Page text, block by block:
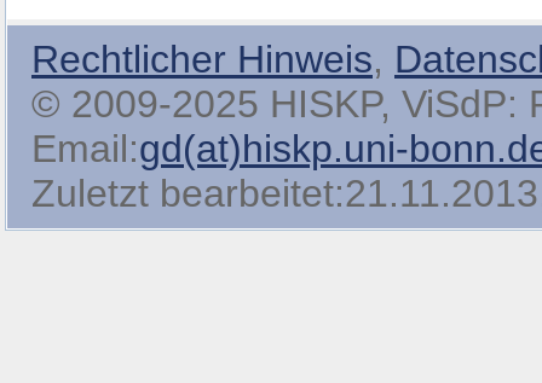
Rechtlicher Hinweis,
© 2009-2025 HISKP, ViSdP:
Email:gd(at)hiskp.uni-
Zuletzt